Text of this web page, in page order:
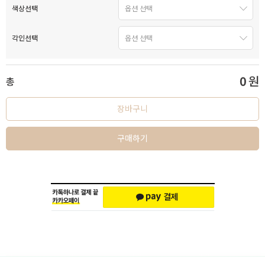
색상선택
각인선택
총 0원
장바구니
구매하기